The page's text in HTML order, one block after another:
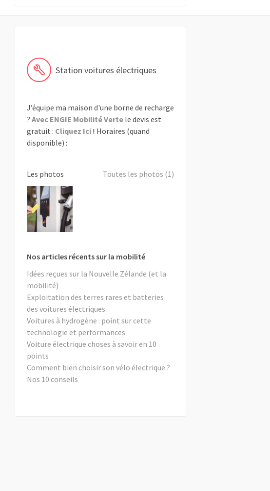
Station voitures électriques
J’équipe ma maison d'une borne de recharge
? Avec ENGIE Mobilité Vertele devis est
gratuit : Cliquez Ici ! Horaires (quand
disponible) :
Les photos Toutes les photos (1)
Nos articles récents sur la mobilité
Idées reçues sur la Nouvelle Zélande (et la
mobilité)
Exploitation des terres rares et batteries
des voitures électriques
Voitures à hydrogène : point sur cette
technologie et performances
Voiture électrique choses à savoir en 10
points
Comment bien choisir son vélo électrique ?
Nos 10 conseils